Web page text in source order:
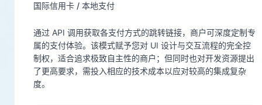
国际信用卡 / 本地支付
通过 API 调用获取各支付方式的跳转链接，商户可深度定制专
属的支付体验。该模式赋予您对 UI 设计与交互流程的完全控
制权，适合追求极致自主性的商户；但同时也对开发资源提出
了更高要求，需投入相应的技术成本以应对较高的集成复杂
度。